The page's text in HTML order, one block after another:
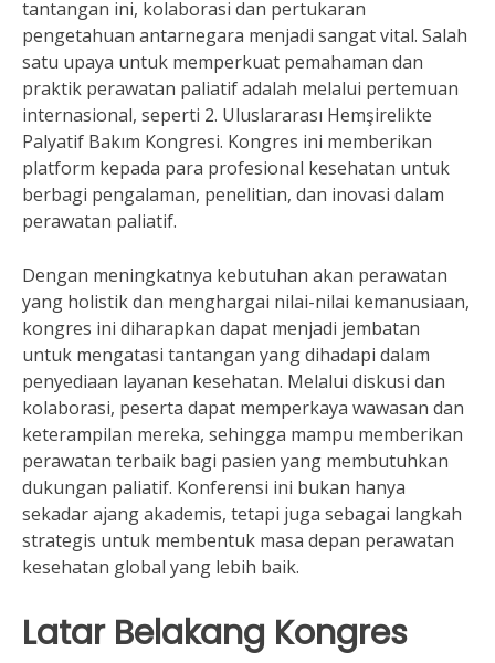
tantangan ini, kolaborasi dan pertukaran
pengetahuan antarnegara menjadi sangat vital. Salah
satu upaya untuk memperkuat pemahaman dan
praktik perawatan paliatif adalah melalui pertemuan
internasional, seperti 2. Uluslararası Hemşirelikte
Palyatif Bakım Kongresi. Kongres ini memberikan
platform kepada para profesional kesehatan untuk
berbagi pengalaman, penelitian, dan inovasi dalam
perawatan paliatif.
Dengan meningkatnya kebutuhan akan perawatan
yang holistik dan menghargai nilai-nilai kemanusiaan,
kongres ini diharapkan dapat menjadi jembatan
untuk mengatasi tantangan yang dihadapi dalam
penyediaan layanan kesehatan. Melalui diskusi dan
kolaborasi, peserta dapat memperkaya wawasan dan
keterampilan mereka, sehingga mampu memberikan
perawatan terbaik bagi pasien yang membutuhkan
dukungan paliatif. Konferensi ini bukan hanya
sekadar ajang akademis, tetapi juga sebagai langkah
strategis untuk membentuk masa depan perawatan
kesehatan global yang lebih baik.
Latar Belakang Kongres